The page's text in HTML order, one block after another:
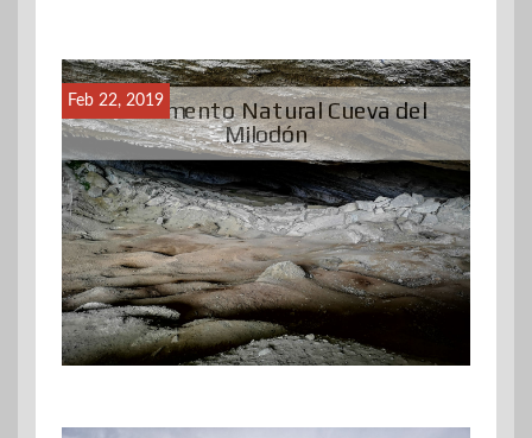
Monumento Natural Cueva del
Milodón
Feb 22, 2019